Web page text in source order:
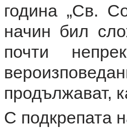
година „Св.
начин бил
почти
продължават,
С подкрепата